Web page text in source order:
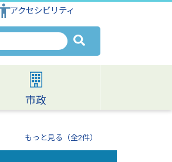
アクセシビリティ
市政
もっと見る（全2件）